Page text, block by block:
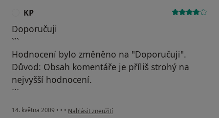
KP
Doporučuji
```
Hodnocení bylo změněno na "Doporučuji".
Důvod: Obsah komentáře je příliš strohý na
nejvyšší hodnocení.
```
14. května 2009 • • • podle názoru uživatele KP
Nahlásit zneužití